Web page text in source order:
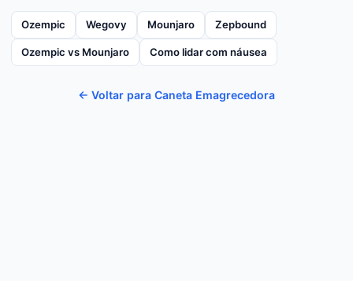
Ozempic Wegovy Mounjaro Zepbound
Ozempic vs Mounjaro Como lidar com náusea
← Voltar para Caneta Emagrecedora